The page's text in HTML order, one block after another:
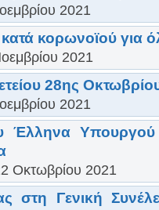
2021
κορωνοϊού για
2021
28ης
2021
Έλληνα
Οκτωβρίου 2021
στη Γενική